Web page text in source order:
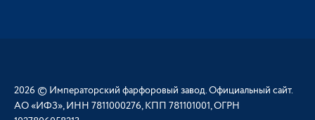
2026 © Императорский фарфоровый завод. Официальный сайт.
АО «ИФЗ», ИНН 7811000276, КПП 781101001, ОГРН